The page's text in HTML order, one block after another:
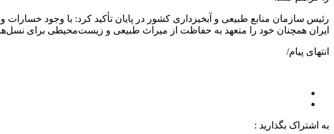
رئیس سازمان منابع طبیعی و آبخیزداری کشور در پایان تأکید کرد: با وجود
ایران همچنان خود را متعهد به حفاظت از میراث طبیعی و زیست‌محیطی برای
انتهای پیام/
به اشتراک بگذارید :